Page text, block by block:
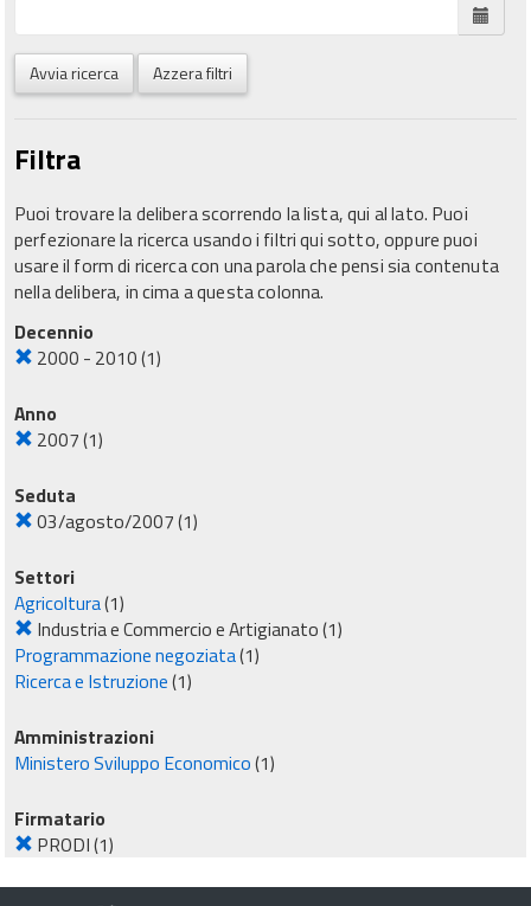
Avvia ricerca Azzera filtri
Filtra
Puoi trovare la delibera scorrendo la lista, qui al lato. Puoi
perfezionare la ricerca usando i filtri qui sotto, oppure puoi
usare il form di ricerca con una parola che pensi sia contenuta
nella delibera, in cima a questa colonna.
Decennio
2000 - 2010(1)
Anno
2007(1)
Seduta
03/agosto/2007(1)
Settori
Agricoltura(1)
Industria e Commercio e Artigianato(1)
Programmazione negoziata(1)
Ricerca e Istruzione(1)
Amministrazioni
Ministero Sviluppo Economico(1)
Firmatario
PRODI(1)